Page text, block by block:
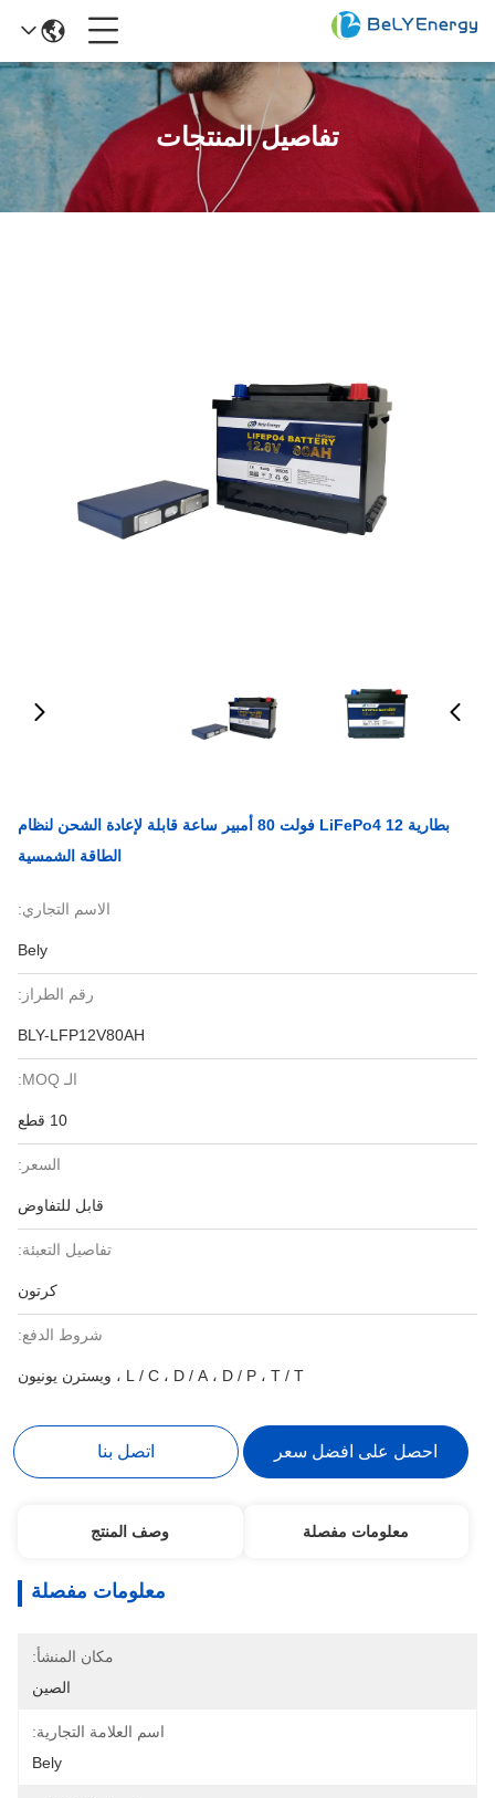
تفاصيل المنتجات
بطارية LiFePo4 12 فولت 80 أمبير ساعة قابلة لإعادة الشحن لنظام
الطاقة الشمسية
الاسم التجاري:
Bely
رقم الطراز:
BLY-LFP12V80AH
الـ MOQ:
10 قطع
السعر:
قابل للتفاوض
تفاصيل التعبئة:
كرتون
شروط الدفع:
L / C ، D / A ، D / P ، T / T ، ويسترن يونيون
احصل على افضل سعر اتصل بنا
معلومات مفصلة وصف المنتج
معلومات مفصلة
مكان المنشأ:
الصين
اسم العلامة التجارية:
Bely